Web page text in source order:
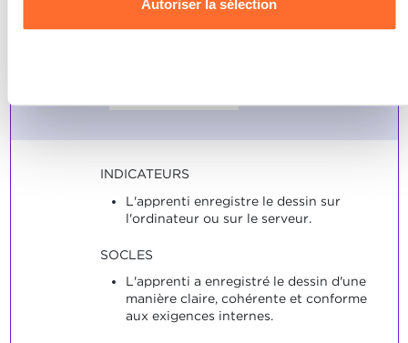
données personnelles, vous pouvez consulter notre
Charte d’usage des cookieset notrePolitique de
Autoriser la sélection
d'enregistrer les dessins
conformément aux indications
INDICATEURS
L'apprenti enregistre le dessin sur
l'ordinateur ou sur le serveur.
SOCLES
L'apprenti a enregistré le dessin d'une
manière claire, cohérente et conforme
aux exigences internes.